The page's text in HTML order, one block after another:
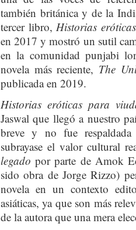
también británica y de la
tercer libro,Historias
en 2017 y mostró un sutil
en la comunidad punjabi
novela más reciente, The
publicada en 2019.
Historias eróticas para
Jaswal que llegó a nuestro
breve y no fue
subrayase el valor cultural
legado por parte de Amok
sido obra de Jorge Rizzo)
novela en un contexto
asiáticas, ya que son más
de la autora que una mera